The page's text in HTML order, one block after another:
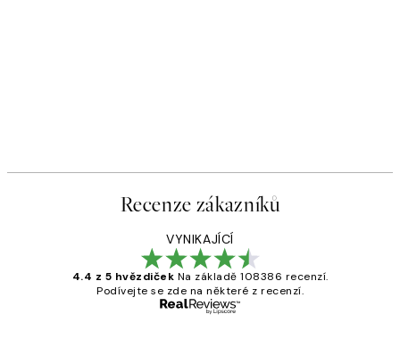
Recenze zákazníků
VYNIKAJÍCÍ
4.4 z 5 hvězdiček Na základě 108386 recenzí.
Podívejte se zde na některé z recenzí.